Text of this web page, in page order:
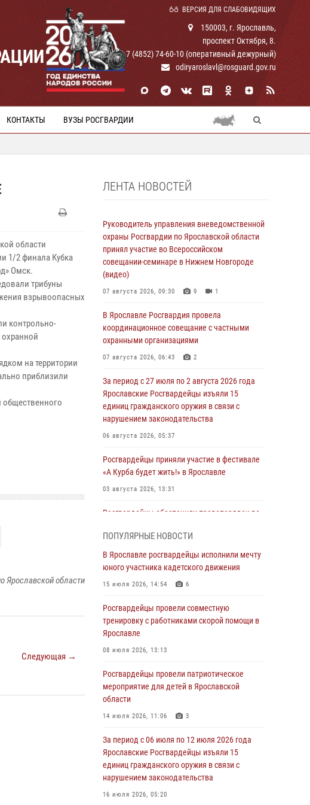
ВЕРСИЯ ДЛЯ СЛАБОВИДЯЩИХ
150003, г. Ярославль,
проспект Октября, 8.
+ 7 (4852) 74-60-10 (оперативный дежурный)
odiryaroslavl@rosguard.gov.ru
КОНТАКТЫ ВУЗЫ РОСГВАРДИИ
области
1/2 финала Кубка
Омск.
трибуны
взрывоопасных
контрольно-
охранной
на территории
приблизили
общественного
Ярославской области
Следующая →
ЛЕНТА НОВОСТЕЙ
Руководитель управления вневедомственной
охраны Росгвардии по Ярославской области
принял участие во Всероссийском
совещании-семинаре в Нижнем Новгороде
(видео)
07 августа 2026, 09:30 9 1
В Ярославле Росгвардия провела
координационное совещание с частными
охранными организациями
07 августа 2026, 06:43 2
За период с 27 июля по 2 августа 2026 года
Ярославские Росгвардейцы изъяли 15
единиц гражданского оружия в связи с
нарушением законодательства
06 августа 2026, 05:37
Росгвардейцы приняли участие в фестивале
«А Курба будет жить!» в Ярославле
03 августа 2026, 13:31
Росгвардейцы обеспечили правопорядок во
Росгвардейцы обеспечили правопорядок во
время празднования Дня воздушно-
03 августа 2026, 07:24
Ярославские росгвардейцы за прошедшую
03 августа 2026, 07:09
Росгвардейцы оказали помощь беременной
женщине во время празднования Дня ВДВ в
03 августа 2026, 06:20
За период с 20 июля по 26 июля 2026 года
Ярославские Росгвардейцы изъяли 41
ПОПУЛЯРНЫЕ НОВОСТИ
В Ярославле росгвардейцы исполнили мечту
юного участника кадетского движения
15 июля 2026, 14:54 6
Росгвардейцы провели совместную
тренировку с работниками скорой помощи в
Ярославле
08 июля 2026, 13:13
Росгвардейцы провели патриотическое
мероприятие для детей в Ярославской
области
14 июля 2026, 11:06 3
За период с 06 июля по 12 июля 2026 года
Ярославские Росгвардейцы изъяли 15
единиц гражданского оружия в связи с
нарушением законодательства
16 июля 2026, 05:20